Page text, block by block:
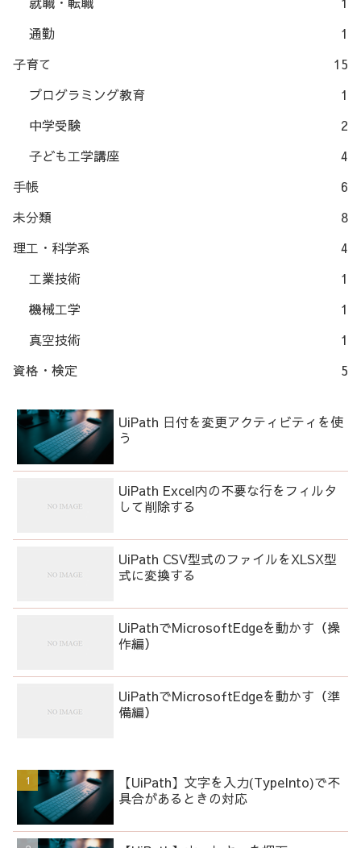
通勤
1
子育て
15
プログラミング教育
1
中学受験
2
子ども工学講座
4
手帳
6
未分類
8
理工・科学系
4
工業技術
1
機械工学
1
真空技術
1
資格・検定
5
UiPath 日付を変更アクティビティを使
う
UiPath Excel内の不要な行をフィルタ
して削除する
UiPath CSV型式のファイルをXLSX型
式に変換する
UiPathでMicrosoftEdgeを動かす（操
作編）
UiPathでMicrosoftEdgeを動かす（準
備編）
【UiPath】文字を入力(TypeInto)で不
具合があるときの対応